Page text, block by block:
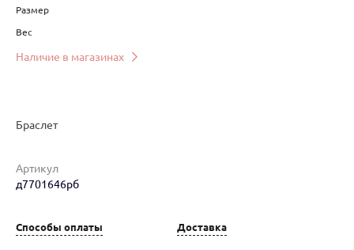
Размер
Вес
Наличие в магазинах
Наименование товара
Браслет (29274192) 0
Браслет
Артикул
д7701646рб
Способы оплаты Доставка